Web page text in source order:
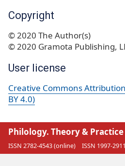
Copyright
© 2020 The Author(s)
© 2020 Gramota Publishing,
User license
Creative Commons
BY 4.0)
Philology. Theory & Practice
ISSN 2782-4543 (online) ISSN 1997-